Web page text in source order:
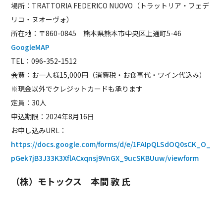
場所：TRATTORIA FEDERICO NUOVO（トラットリア・フェデ
リコ・ヌオーヴォ）
所在地：〒860-0845 熊本県熊本市中央区上通町5-46
GoogleMAP
TEL：096-352-1512
会費：お一人様15,000円（消費税・お食事代・ワイン代込み）
※現金以外でクレジットカードも承ります
定員：30人
申込期限：2024年8月16日
お申し込みURL：
https://docs.google.com/forms/d/e/1FAIpQLSdOQ0sCK_O_
pGek7jB3J33K3XflACxqnsj9VnGX_9ucSKBUuw/viewform
（株）モトックス 本間 敦 氏